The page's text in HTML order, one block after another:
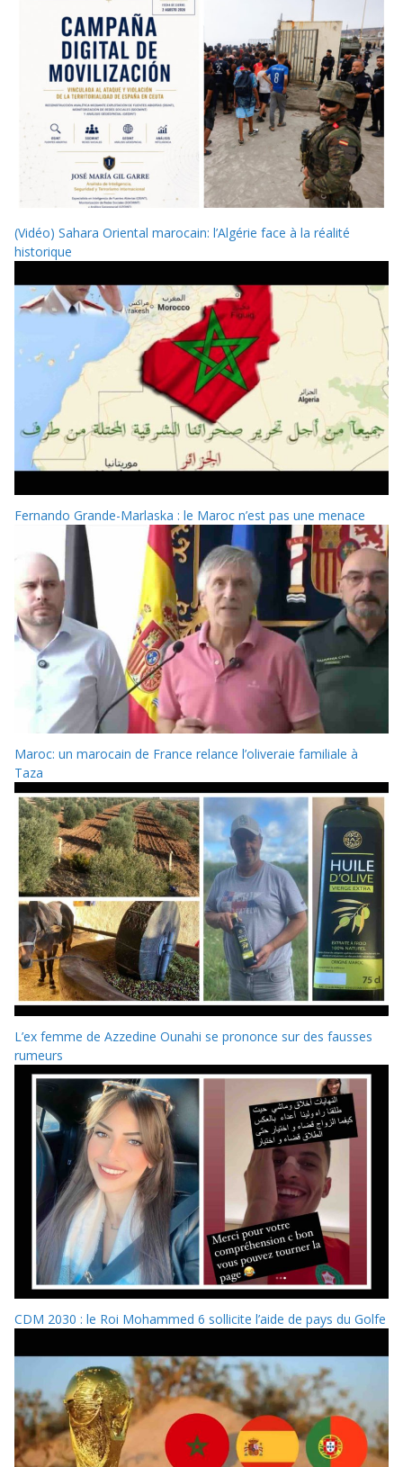
(Vidéo) Sahara Oriental marocain: l’Algérie face à la réalité
historique
Fernando Grande-Marlaska : le Maroc n’est pas une menace
Maroc: un marocain de France relance l’oliveraie familiale à
Taza
L’ex femme de Azzedine Ounahi se prononce sur des fausses
rumeurs
CDM 2030 : le Roi Mohammed 6 sollicite l’aide de pays du Golfe